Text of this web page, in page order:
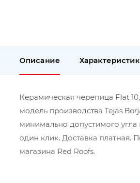
Описание
Керамическая черепица Flat
модель производства Tejas
минимально допустимого
один клик. Доставка платная.
магазина Red Roofs.